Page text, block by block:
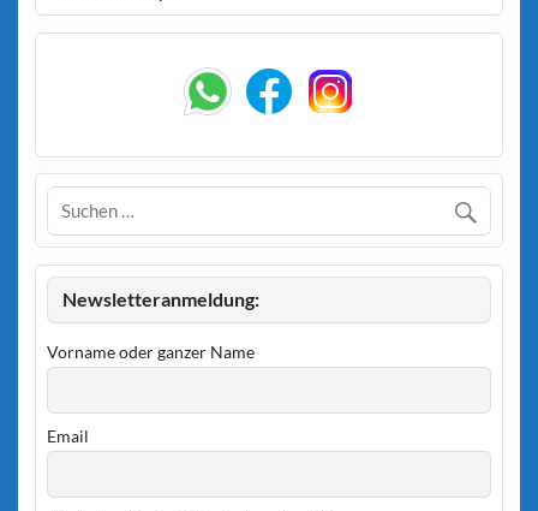
Newsletteranmeldung:
Vorname oder ganzer Name
Email